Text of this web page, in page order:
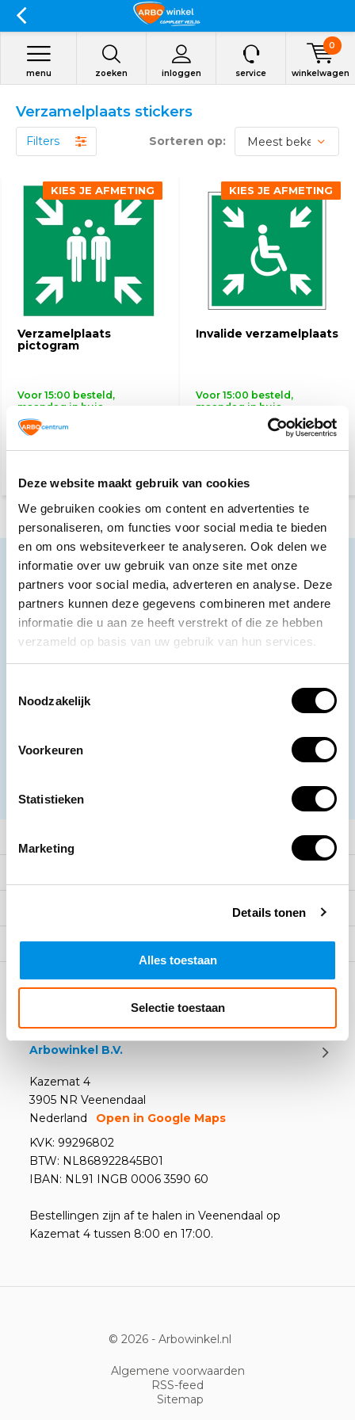
Deze website maakt gebruik van cookies
We gebruiken cookies om content en advertenties te
personaliseren, om functies voor social media te bieden
en om ons websiteverkeer te analyseren. Ook delen we
informatie over uw gebruik van onze site met onze
partners voor social media, adverteren en analyse. Deze
partners kunnen deze gegevens combineren met andere
informatie die u aan ze heeft verstrekt of die ze hebben
verzameld op basis van uw gebruik van hun services.
Noodzakelijk
Voorkeuren
Statistieken
Marketing
Details tonen
Alles toestaan
Selectie toestaan
zoeken inloggen
menu service winkelwagen
0
Verzamelplaats stickers
Filters Sorteren op:
Verzamelplaats
pictogram
Voor 15:00 besteld,
maandag in huis
KIES JE AFMETING
5,60
KIES JE AFMETING
Invalide verzamelplaats
Voor 15:00 besteld,
maandag in huis
KIES JE AFMETING
KIES JE AFMETING
Neem contact op
Ons klantenservice staat voor je klaar.
Volg ons
Ontvang de nieuwste aanbiedingen en
Abonneer
Categorieën
Contact
Arbowinkel B.V.
Kazemat 4
3905 NR Veenendaal
Nederland
Open in Google Maps
KVK: 99296802
BTW: NL868922845B01
IBAN: NL91 INGB 0006 3590 60
Bestellingen zijn af te halen in Veenendaal op
Kazemat 4 tussen 8:00 en 17:00.
© 2026 - Arbowinkel.nl
Algemene voorwaarden
RSS-feed
Sitemap